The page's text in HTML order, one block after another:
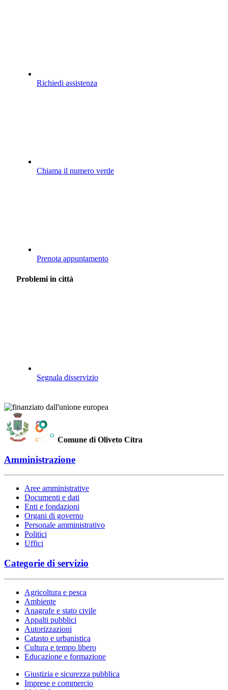
Richiedi assistenza
Chiama il numero verde
Prenota appuntamento
Problemi in città
Segnala disservizio
Comune di Oliveto Citra
Amministrazione
Aree amministrative
Documenti e dati
Enti e fondazioni
Organi di governo
Personale amministrativo
Politici
Uffici
Categorie di servizio
Agricoltura e pesca
Ambiente
Anagrafe e stato civile
Appalti pubblici
Autorizzazioni
Catasto e urbanistica
Cultura e tempo libero
Educazione e formazione
Giustizia e sicurezza pubblica
Imprese e commercio